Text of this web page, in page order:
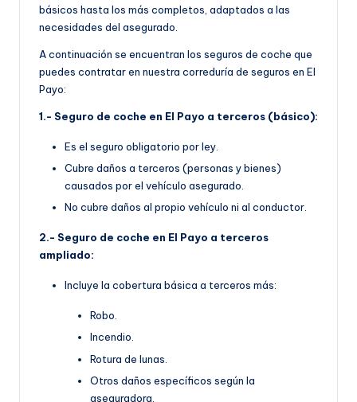
básicos hasta los más completos, adaptados a las
necesidades del asegurado.
A continuación se encuentran los seguros de coche que
puedes contratar en nuestra correduría de seguros en El
Payo:
1.- Seguro de coche en El Payo a terceros (básico):
Es el seguro obligatorio por ley.
Cubre daños a terceros (personas y bienes)
causados por el vehículo asegurado.
No cubre daños al propio vehículo ni al conductor.
2.- Seguro de coche en El Payo a terceros
ampliado:
Incluye la cobertura básica a terceros más:
Robo.
Incendio.
Rotura de lunas.
Otros daños específicos según la
aseguradora.